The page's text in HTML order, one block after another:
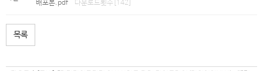
배포본.pdf
다운로드횟수[142]
목록